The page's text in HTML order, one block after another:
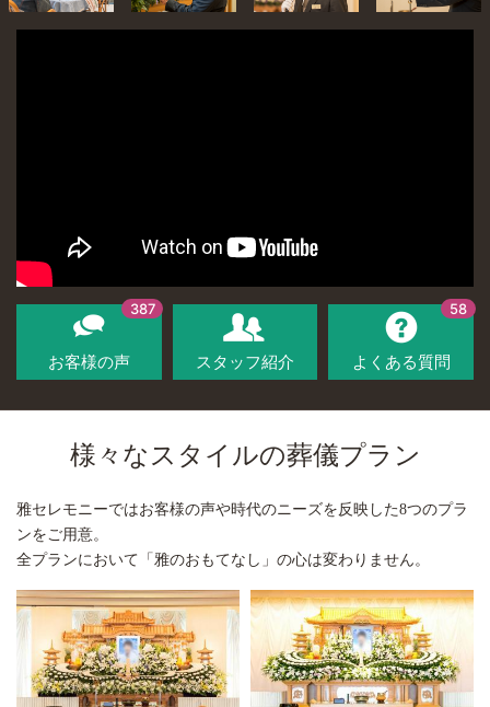
お客様の声
387
スタッフ紹介 よくある質問
58
様々なスタイルの葬儀プラン
雅セレモニーではお客様の声や時代のニーズを反映した8つのプラ
ンをご用意。
全プランにおいて「雅のおもてなし」の心は変わりません。